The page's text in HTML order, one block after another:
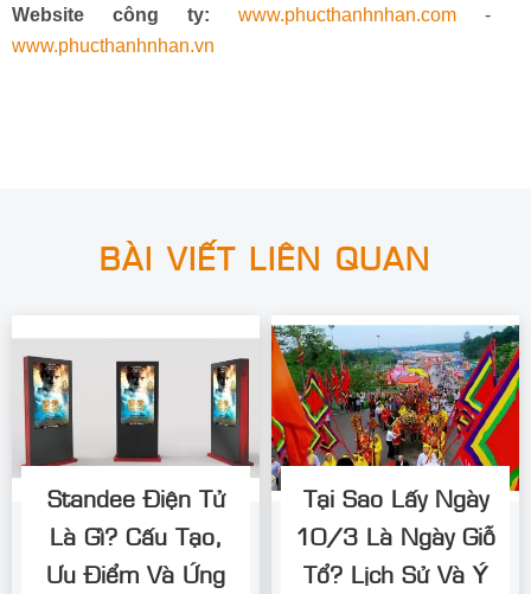
Website công ty: www.phucthanhnhan.com -
www.phucthanhnhan.vn
BÀI VIẾT LIÊN QUAN
Standee Điện Tử
Là Gì? Cấu Tạo,
Ưu Điểm Và Ứng
Tại Sao Lấy Ngày
10/3 Là Ngày Giỗ
Tổ? Lịch Sử Và Ý